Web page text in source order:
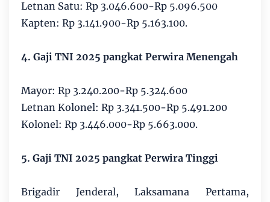
Letnan Satu: Rp 3.046.600-Rp 5.096.500
Kapten: Rp 3.141.900-Rp 5.163.100.
4. Gaji TNI 2025 pangkat Perwira Menengah
Mayor: Rp 3.240.200-Rp 5.324.600
Letnan Kolonel: Rp 3.341.500-Rp 5.491.200
Kolonel: Rp 3.446.000-Rp 5.663.000.
5. Gaji TNI 2025 pangkat Perwira Tinggi
Brigadir Jenderal, Laksamana Pertama,